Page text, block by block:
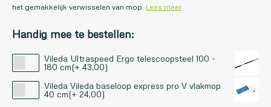
het gemakkelijk verwisselen van mop. Lees meer
Handig mee te bestellen:
Vileda Ultraspeed Ergo telescoopsteel 100 -
180 cm(+ 43,00)
Vileda Vileda baseloop express pro V vlakmop
40 cm(+ 24,00)